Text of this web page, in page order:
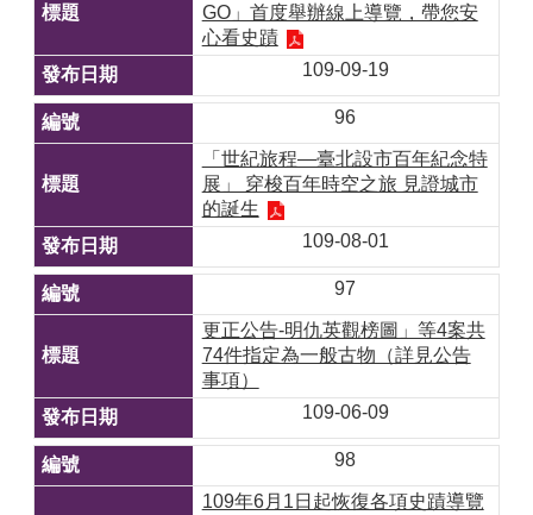
GO」首度舉辦線上導覽，帶您安
心看史蹟
109-09-19
96
「世紀旅程—臺北設市百年紀念特
展」 穿梭百年時空之旅 見證城市
的誕生
109-08-01
97
更正公告-明仇英觀榜圖」等4案共
74件指定為一般古物（詳見公告
事項）
109-06-09
98
109年6月1日起恢復各項史蹟導覽